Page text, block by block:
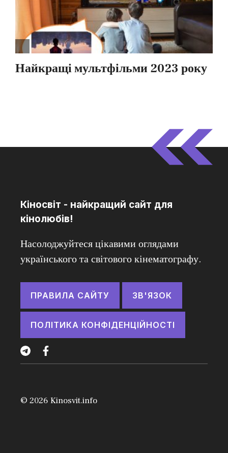
Кіносвіт - найкращий сайт для
кінолюбів!
Насолоджуйтеся цікавими оглядами
українського та світового кінематографу.
ПРАВИЛА САЙТУ ЗВ'ЯЗОК
ПОЛІТИКА КОНФІДЕНЦІЙНОСТІ
© 2026 Kinosvit.info